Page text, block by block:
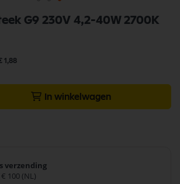
G9 230V 4,2-40W 2700K
1,88
In winkelwagen
verzending
100 (NL)